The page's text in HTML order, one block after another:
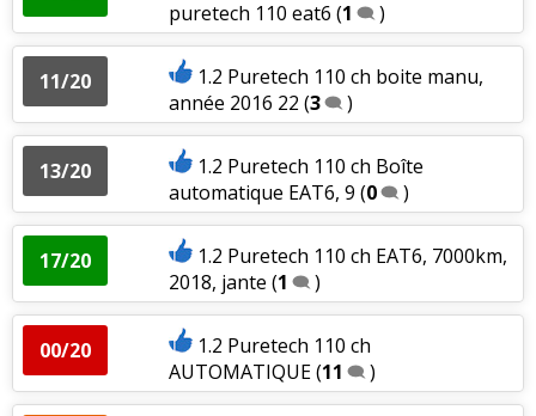
puretech 110 eat6 (1 )
11/20
1.2 Puretech 110 ch boite manu,
année 2016 22 (3 )
13/20
1.2 Puretech 110 ch Boîte
automatique EAT6, 9 (0 )
17/20
1.2 Puretech 110 ch EAT6, 7000km,
2018, jante (1 )
00/20
1.2 Puretech 110 ch
AUTOMATIQUE(11 )